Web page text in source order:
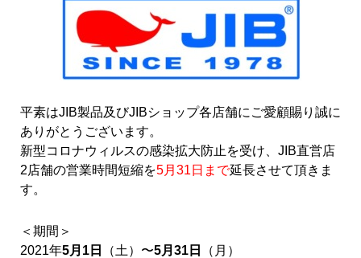
平素はJIB製品及びJIBショップ各店舗にご愛顧賜り誠に
ありがとうございます。
新型コロナウィルスの感染拡大防止を受け、JIB直営店
2店舗の営業時間短縮を5月31日まで延長させて頂きま
す。
＜期間＞
2021年5月1日 （土）〜5月31日
（月）